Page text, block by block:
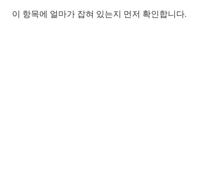
이 항목에 얼마가 잡혀 있는지 먼저 확인합니다.